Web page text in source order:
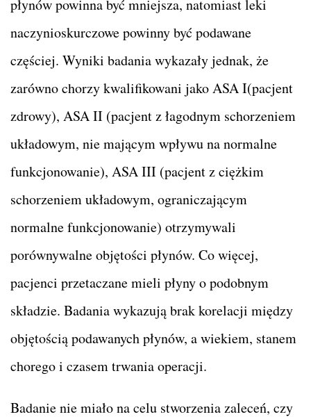
płynów powinna być mniejsza, natomiast leki
naczynioskurczowe powinny być podawane
częściej. Wyniki badania wykazały jednak, że
zarówno chorzy kwalifikowani jako ASA I(pacjent
zdrowy), ASA II (pacjent z łagodnym schorzeniem
układowym, nie mającym wpływu na normalne
funkcjonowanie), ASA III (pacjent z ciężkim
schorzeniem układowym, ograniczającym
normalne funkcjonowanie) otrzymywali
porównywalne objętości płynów. Co więcej,
pacjenci przetaczane mieli płyny o podobnym
składzie. Badania wykazują brak korelacji między
objętością podawanych płynów, a wiekiem, stanem
chorego i czasem trwania operacji.
Badanie nie miało na celu stworzenia zaleceń, czy